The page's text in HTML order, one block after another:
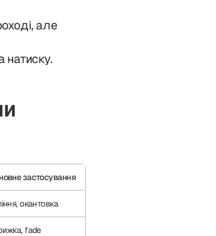
але
натиску.
застосування
окантовка
fade